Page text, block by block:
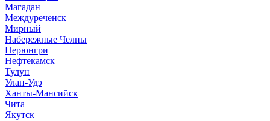
Магадан
Междуреченск
Мирный
Набережные Челны
Нерюнгри
Нефтекамск
Тулун
Улан-Удэ
Ханты-Мансийск
Чита
Якутск